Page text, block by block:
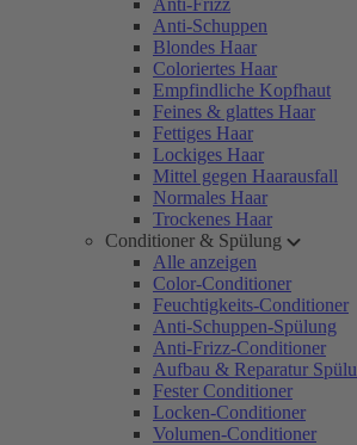
Anti-Frizz
Anti-Schuppen
Blondes Haar
Coloriertes Haar
Empfindliche Kopfhaut
Feines & glattes Haar
Fettiges Haar
Lockiges Haar
Mittel gegen Haarausfall
Normales Haar
Trockenes Haar
Conditioner & Spülung
Alle anzeigen
Color-Conditioner
Feuchtigkeits-Conditioner
Anti-Schuppen-Spülung
Anti-Frizz-Conditioner
Aufbau & Reparatur
Fester Conditioner
Locken-Conditioner
Volumen-Conditioner